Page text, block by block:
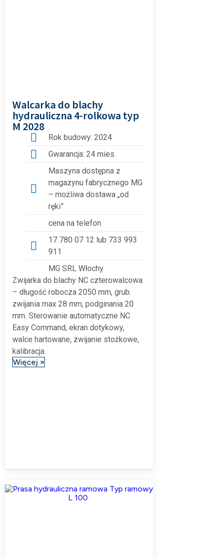
Walcarka do blachy
hydrauliczna 4-rolkowa typ
M 2028
Rok budowy: 2024
Gwarancja: 24 mies.
Maszyna dostępna z
magazynu fabrycznego MG
– możliwa dostawa „od
ręki”
cena na telefon
17 780 07 12 lub 733 993
911
MG SRL Włochy
Zwijarka do blachy NC czterowalcowa
– długość robocza 2050 mm, grub.
zwijania max 28 mm, podginania 20
mm. Sterowanie automatyczne NC
Easy Command, ekran dotykowy,
walce hartowane, zwijanie stożkowe,
kalibracja.
Więcej »